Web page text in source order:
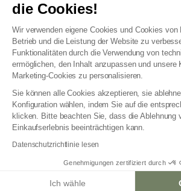
die Cookies!
Wir verwenden eigene Cookies und Cookies von
Betrieb und die Leistung der Website zu
Funktionalitäten durch die Verwendung von
ermöglichen, den Inhalt anzupassen und unsere
Marketing-Cookies zu personalisieren.
Sie können alle Cookies akzeptieren, sie
Konfiguration wählen, indem Sie auf die
klicken. Bitte beachten Sie, dass die Ablehnung
Einkaufserlebnis beeinträchtigen kann.
Datenschutzrichtlinie lesen
Genehmigungen zertifiziert durch
Ich wähle
Unsere Geschäfte
AGB Treueprogramm
Datenschutzrichtlinien
Allgemeine Geschäftsbedingungen für
Erklärung zur Barrierefreiheit